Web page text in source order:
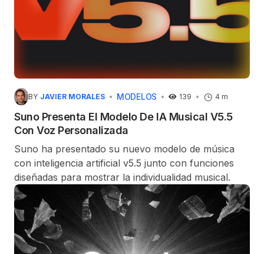
BY JAVIER MORALES MODELOS 139 4 m
Suno Presenta El Modelo De IA Musical V5.5
Con Voz Personalizada
Suno ha presentado su nuevo modelo de música
con inteligencia artificial v5.5 junto con funciones
diseñadas para mostrar la individualidad musical.